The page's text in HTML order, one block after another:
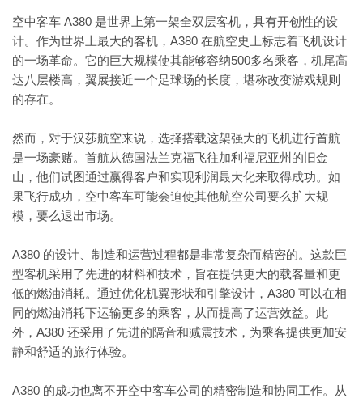
空中客车 A380 是世界上第一架全双层客机，具有开创性的设
计。作为世界上最大的客机，A380 在航空史上标志着飞机设计
的一场革命。它的巨大规模使其能够容纳500多名乘客，机尾高
达八层楼高，翼展接近一个足球场的长度，堪称改变游戏规则
的存在。
然而，对于汉莎航空来说，选择搭载这架强大的飞机进行首航
是一场豪赌。首航从德国法兰克福飞往加利福尼亚州的旧金
山，他们试图通过赢得客户和实现利润最大化来取得成功。如
果飞行成功，空中客车可能会迫使其他航空公司要么扩大规
模，要么退出市场。
A380 的设计、制造和运营过程都是非常复杂而精密的。这款巨
型客机采用了先进的材料和技术，旨在提供更大的载客量和更
低的燃油消耗。通过优化机翼形状和引擎设计，A380 可以在相
同的燃油消耗下运输更多的乘客，从而提高了运营效益。此
外，A380 还采用了先进的隔音和减震技术，为乘客提供更加安
静和舒适的旅行体验。
A380 的成功也离不开空中客车公司的精密制造和协同工作。从